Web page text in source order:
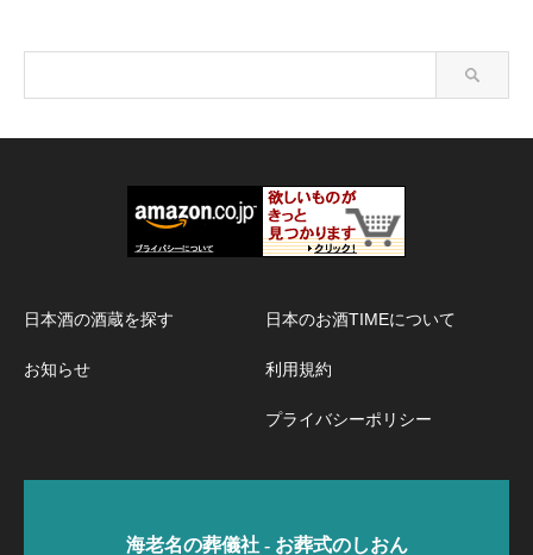
日本酒の酒蔵を探す
お知らせ
日本のお酒TIMEについて
利用規約
プライバシーポリシー
海老名の葬儀社 - お葬式のしおん